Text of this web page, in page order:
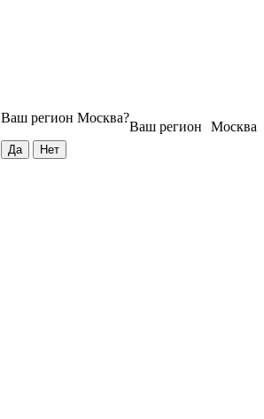
Москва
Ваш регион
Ваш регион Москва?